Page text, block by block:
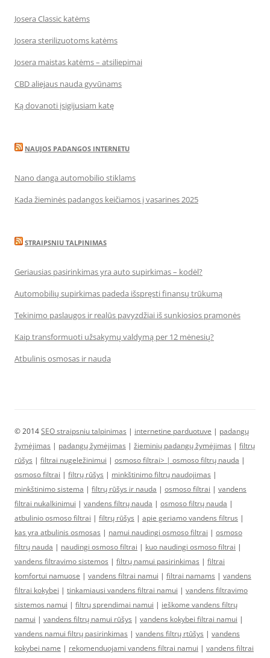
Josera Classic katėms
Josera sterilizuotoms katėms
Josera maistas katėms – atsiliepimai
CBD aliejaus nauda gyvūnams
Ką dovanoti įsigijusiam katę
NAUJOS PADANGOS INTERNETU
Nano danga automobilio stiklams
Kada žieminės padangos keičiamos į vasarines 2025
STRAIPSNIU TALPINIMAS
Geriausias pasirinkimas yra auto supirkimas – kodėl?
Automobilių supirkimas padeda išspręsti finansų trūkumą
Tekinimo paslaugos ir realūs pavyzdžiai iš sunkiosios pramonės
Kaip transformuoti užsakymų valdymą per 12 mėnesių?
Atbulinis osmosas ir nauda
© 2014SEO straipsniu talpinimas | internetine parduotuve | padangų
žymėjimas | padangų žymėjimas | žieminių padangų žymėjimas | filtrų
rūšys | filtrai nugeležinimui | osmoso filtrai> | osmoso filtrų nauda |
osmoso filtrai | filtrų rūšys | minkštinimo filtrų naudojimas |
minkštinimo sistema | filtrų rūšys ir nauda | osmoso filtrai | vandens
filtrai nukalkinimui | vandens filtrų nauda | osmoso filtrų nauda |
atbulinio osmoso filtrai | filtrų rūšys | apie geriamo vandens filtrus |
kas yra atbulinis osmosas | namui naudingi osmoso filtrai | osmoso
filtrų nauda | naudingi osmoso filtrai | kuo naudingi osmoso filtrai |
vandens filtravimo sistemos | filtrų namui pasirinkimas | filtrai
komfortui namuose | vandens filtrai namui | filtrai namams | vandens
filtrai kokybei | tinkamiausi vandens filtrai namui | vandens filtravimo
sistemos namui | filtrų sprendimai namui | ieškome vandens filtrų
namui | vandens filtrų namui rūšys | vandens kokybei filtrai namui |
vandens namui filtrų pasirinkimas | vandens filtrų rtūšys | vandens
kokybei name | rekomenduojami vandens filtrai namui | vandens filtrai